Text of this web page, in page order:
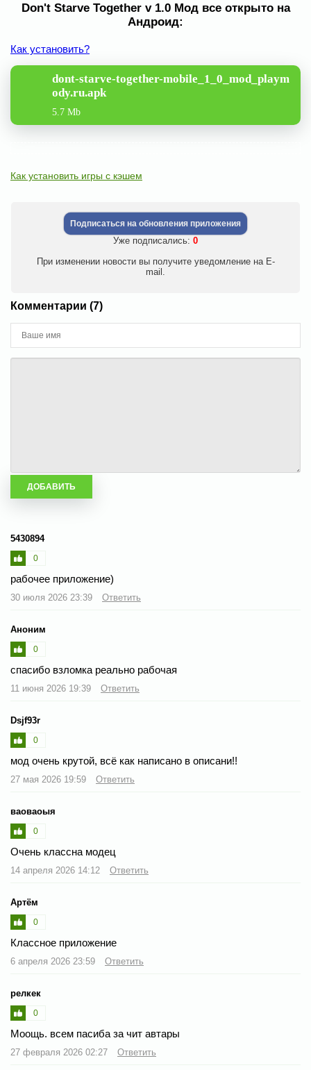
Don't Starve Together v 1.0 Мод все открыто на
Андроид:
Как установить?
dont-starve-together-mobile_1_0_mod_playm
ody.ru.apk
5.7 Mb
Как установить игры с кэшем
Подписаться на обновления приложения
Уже подписались: 0
При изменении новости вы получите уведомление на E-
mail.
Комментарии (7)
5430894
0
рабочее приложение)
30 июля 2026 23:39 Ответить
Аноним
0
спасибо взломка реально рабочая
11 июня 2026 19:39 Ответить
Dsjf93r
0
мод очень крутой, всё как написано в описани!!
27 мая 2026 19:59 Ответить
ваоваоыя
0
Очень классна модец
14 апреля 2026 14:12 Ответить
Артём
0
Классное приложение
6 апреля 2026 23:59 Ответить
релкек
0
Моощь. всем пасиба за чит автары
27 февраля 2026 02:27 Ответить